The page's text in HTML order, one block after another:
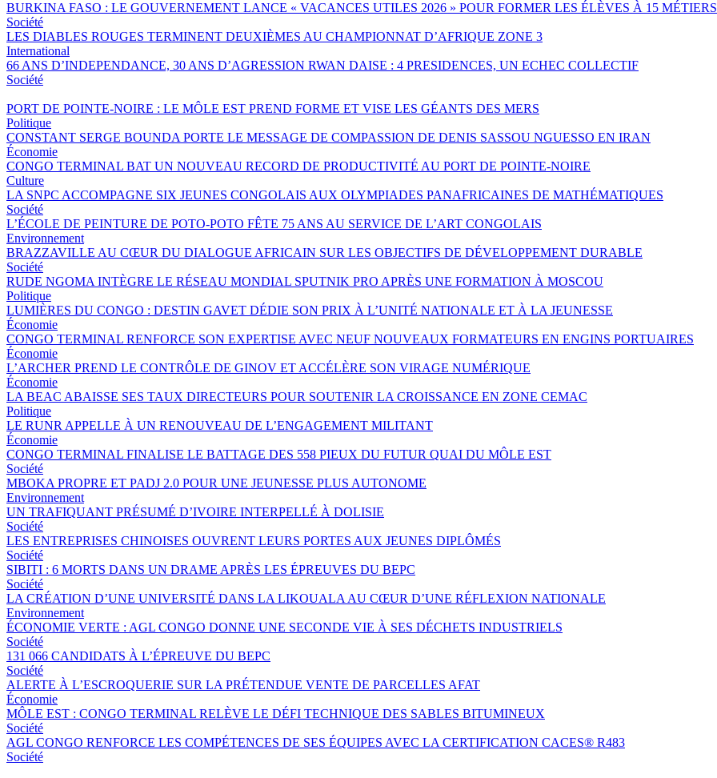
BURKINA FASO : LE GOUVERNEMENT LANCE « VACANCES UTILES 2026 » POUR FORMER LES ÉLÈVES À 15 MÉTIERS
Société
LES DIABLES ROUGES TERMINENT DEUXIÈMES AU CHAMPIONNAT D’AFRIQUE ZONE 3
International
66 ANS D’INDEPENDANCE, 30 ANS D’AGRESSION RWAN DAISE : 4 PRESIDENCES, UN ECHEC COLLECTIF
Société
PORT DE POINTE-NOIRE : LE MÔLE EST PREND FORME ET VISE LES GÉANTS DES MERS
Politique
CONSTANT SERGE BOUNDA PORTE LE MESSAGE DE COMPASSION DE DENIS SASSOU NGUESSO EN IRAN
Économie
CONGO TERMINAL BAT UN NOUVEAU RECORD DE PRODUCTIVITÉ AU PORT DE POINTE-NOIRE
Culture
LA SNPC ACCOMPAGNE SIX JEUNES CONGOLAIS AUX OLYMPIADES PANAFRICAINES DE MATHÉMATIQUES
Société
L’ÉCOLE DE PEINTURE DE POTO-POTO FÊTE 75 ANS AU SERVICE DE L’ART CONGOLAIS
Environnement
BRAZZAVILLE AU CŒUR DU DIALOGUE AFRICAIN SUR LES OBJECTIFS DE DÉVELOPPEMENT DURABLE
Société
RUDE NGOMA INTÈGRE LE RÉSEAU MONDIAL SPUTNIK PRO APRÈS UNE FORMATION À MOSCOU
Politique
LUMIÈRES DU CONGO : DESTIN GAVET DÉDIE SON PRIX À L’UNITÉ NATIONALE ET À LA JEUNESSE
Économie
CONGO TERMINAL RENFORCE SON EXPERTISE AVEC NEUF NOUVEAUX FORMATEURS EN ENGINS PORTUAIRES
Économie
L’ARCHER PREND LE CONTRÔLE DE GINOV ET ACCÉLÈRE SON VIRAGE NUMÉRIQUE
Économie
LA BEAC ABAISSE SES TAUX DIRECTEURS POUR SOUTENIR LA CROISSANCE EN ZONE CEMAC
Politique
LE RUNR APPELLE À UN RENOUVEAU DE L’ENGAGEMENT MILITANT
Économie
CONGO TERMINAL FINALISE LE BATTAGE DES 558 PIEUX DU FUTUR QUAI DU MÔLE EST
Société
MBOKA PROPRE ET PADJ 2.0 POUR UNE JEUNESSE PLUS AUTONOME
Environnement
UN TRAFIQUANT PRÉSUMÉ D’IVOIRE INTERPELLÉ À DOLISIE
Société
LES ENTREPRISES CHINOISES OUVRENT LEURS PORTES AUX JEUNES DIPLÔMÉS
Société
SIBITI : 6 MORTS DANS UN DRAME APRÈS LES ÉPREUVES DU BEPC
Société
LA CRÉATION D’UNE UNIVERSITÉ DANS LA LIKOUALA AU CŒUR D’UNE RÉFLEXION NATIONALE
Environnement
ÉCONOMIE VERTE : AGL CONGO DONNE UNE SECONDE VIE À SES DÉCHETS INDUSTRIELS
Société
131 066 CANDIDATS À L’ÉPREUVE DU BEPC
Société
ALERTE À L’ESCROQUERIE SUR LA PRÉTENDUE VENTE DE PARCELLES AFAT
Économie
MÔLE EST : CONGO TERMINAL RELÈVE LE DÉFI TECHNIQUE DES SABLES BITUMINEUX
Société
AGL CONGO RENFORCE LES COMPÉTENCES DE SES ÉQUIPES AVEC LA CERTIFICATION CACES® R483
Société